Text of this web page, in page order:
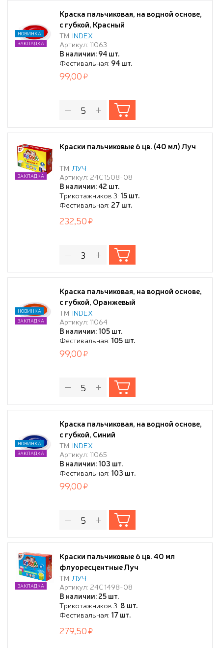
Краска пальчиковая, на водной основе,
с губкой, Красный
ТМ: INDEX
Артикул: 11063
В наличии: 94 шт.
Фестивальная: 94 шт.
НОВИНКА
ЗАКЛАДКА
99,00
Краски пальчиковые 6 цв. (40 мл) Луч
ТМ:ЛУЧ
Артикул: 24С 1508-08
В наличии: 42 шт.
Трикотажников 3: 15 шт.
Фестивальная: 27 шт.
ЗАКЛАДКА
232,50
Краска пальчиковая, на водной основе,
с губкой, Оранжевый
ТМ: INDEX
Артикул: 11064
В наличии: 105 шт.
Фестивальная: 105 шт.
НОВИНКА
ЗАКЛАДКА
99,00
Краска пальчиковая, на водной основе,
с губкой, Синий
ТМ: INDEX
Артикул: 11065
В наличии: 103 шт.
Фестивальная: 103 шт.
НОВИНКА
ЗАКЛАДКА
99,00
Краски пальчиковые 6 цв. 40 мл
флуоресцентные Луч
ТМ:ЛУЧ
Артикул: 24С 1498-08
В наличии: 25 шт.
Трикотажников 3: 8 шт.
Фестивальная: 17 шт.
ЗАКЛАДКА
279,50